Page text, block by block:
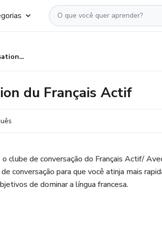
Club de conversation du Français Actif
du Français Actif
clube de conversação do Français Actif/
conversação para que você atinja mais
de dominar a língua francesa.